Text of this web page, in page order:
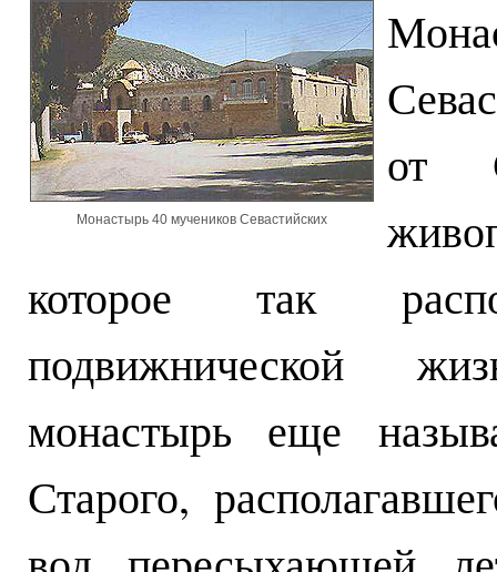
Монастырь 40 мучеников Севастийских
от
которое так
подвижнической
монастырь еще
Старого,